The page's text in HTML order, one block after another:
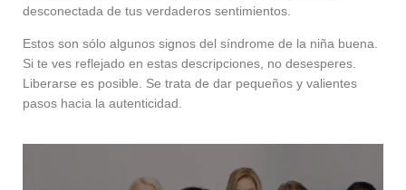
desconectada de tus verdaderos sentimientos.
Estos son sólo algunos signos del síndrome de la niña buena.
Si te ves reflejado en estas descripciones, no desesperes.
Liberarse es posible. Se trata de dar pequeños y valientes
pasos hacia la autenticidad.